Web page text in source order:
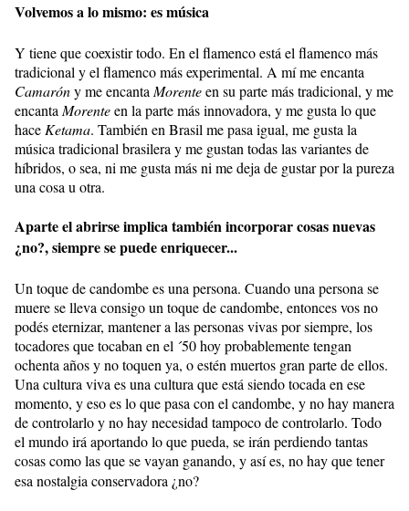
Volvemos a lo mismo: es música
Y tiene que coexistir todo. En el flamenco está el flamenco más
tradicional y el flamenco más experimental. A mí me encanta
Camaróny me encantaMorenteen su parte más tradicional, y me
encantaMorenteen la parte más innovadora, y me gusta lo que
haceKetama. También en Brasil me pasa igual, me gusta la
música tradicional brasilera y me gustan todas las variantes de
híbridos, o sea, ni me gusta más ni me deja de gustar por la pureza
una cosa u otra.
Aparte el abrirse implica también incorporar cosas nuevas
¿no?, siempre se puede enriquecer...
Un toque de candombe es una persona. Cuando una persona se
muere se lleva consigo un toque de candombe, entonces vos no
podés eternizar, mantener a las personas vivas por siempre, los
tocadores que tocaban en el ´50 hoy probablemente tengan
ochenta años y no toquen ya, o estén muertos gran parte de ellos.
Una cultura viva es una cultura que está siendo tocada en ese
momento, y eso es lo que pasa con el candombe, y no hay manera
de controlarlo y no hay necesidad tampoco de controlarlo. Todo
el mundo irá aportando lo que pueda, se irán perdiendo tantas
cosas como las que se vayan ganando, y así es, no hay que tener
esa nostalgia conservadora ¿no?